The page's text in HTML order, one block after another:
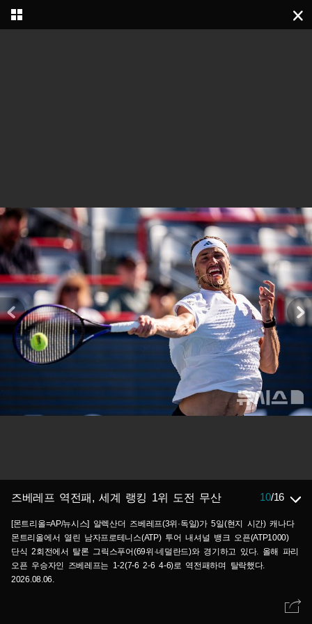
즈베레프 역전패, 세계 랭킹 1위 도전 무산 10/16
[몬트리올=AP/뉴시스] 알렉산더 즈베레프(3위·독일)가 5일(현지 시간) 캐나다
몬트리올에서 열린 남자프로테니스(ATP) 투어 내셔널 뱅크 오픈(ATP1000)
단식 2회전에서 탈론 그릭스푸어(69위·네덜란드)와 경기하고 있다. 올해 파리
오픈 우승자인 즈베레프는 1-2(7-6 2-6 4-6)로 역전패하며 탈락했다.
2026.08.06.